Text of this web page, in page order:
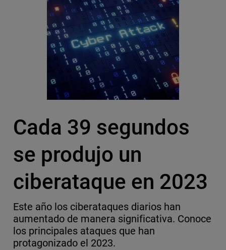
Cada 39 segundos
se produjo un
ciberataque en 2023
Este año los ciberataques diarios han
aumentado de manera significativa. Conoce
los principales ataques que han
protagonizado el 2023.